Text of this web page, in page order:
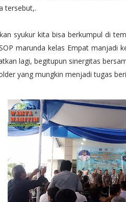
tersebut,.
syukur kita bisa berkumpul di
marunda kelas Empat manjadi
lagi, begitupun sinergitas
yang mungkin menjadi tugas